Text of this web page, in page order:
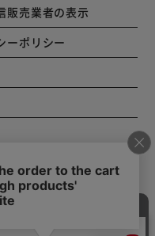
販売業者の表示
ーポリシー
ト